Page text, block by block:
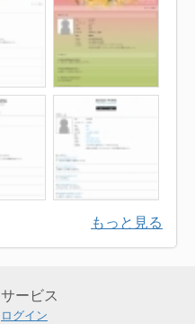
もっと見る
サービス
ログイン